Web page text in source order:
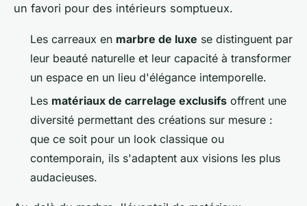
un favori pour des intérieurs somptueux.
Les carreaux en marbre de luxe se distinguent par
leur beauté naturelle et leur capacité à transformer
un espace en un lieu d'élégance intemporelle.
Les matériaux de carrelage exclusifs offrent une
diversité permettant des créations sur mesure :
que ce soit pour un look classique ou
contemporain, ils s'adaptent aux visions les plus
audacieuses.